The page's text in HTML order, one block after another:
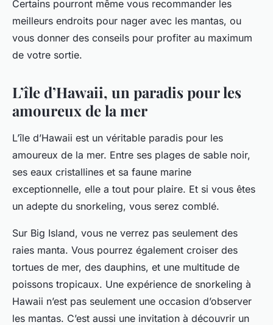
Certains pourront même vous recommander les
meilleurs endroits pour nager avec les mantas, ou
vous donner des conseils pour profiter au maximum
de votre sortie.
L’île d’Hawaii, un paradis pour les
amoureux de la mer
L’île d’Hawaii est un véritable paradis pour les
amoureux de la mer. Entre ses plages de sable noir,
ses eaux cristallines et sa faune marine
exceptionnelle, elle a tout pour plaire. Et si vous êtes
un adepte du snorkeling, vous serez comblé.
Sur Big Island, vous ne verrez pas seulement des
raies manta. Vous pourrez également croiser des
tortues de mer, des dauphins, et une multitude de
poissons tropicaux. Une expérience de snorkeling à
Hawaii n’est pas seulement une occasion d’observer
les mantas. C’est aussi une invitation à découvrir un